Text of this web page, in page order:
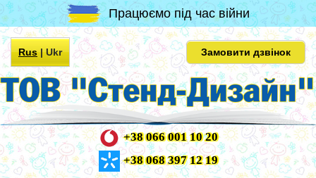
Працюємо під час війни
Rus|Ukr Замовити дзвінок
+38 066 001 10 20
+38 068 397 12 19